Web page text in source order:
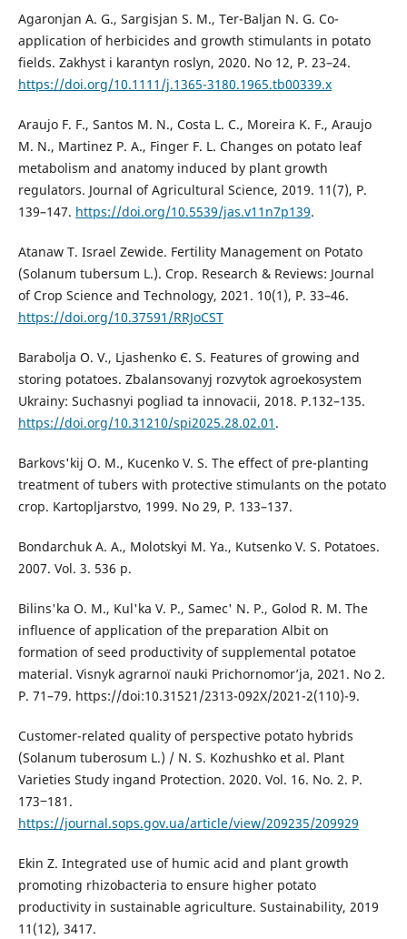
Agaronjan A. G., Sargisjan S. M., Ter-Baljan N. G. Co-
application of herbicides and growth stimulants in potato
fields. Zakhyst i karantyn roslyn, 2020. No 12, Р. 23–24.
https://doi.org/10.1111/j.1365-3180.1965.tb00339.x
Araujo F. F., Santos M. N., Costa L. C., Moreira K. F., Araujo
M. N., Martinez P. A., Finger F. L. Changes on potato leaf
metabolism and anatomy induced by plant growth
regulators. Journal of Agricultural Science, 2019. 11(7), Р.
139–147. https://doi.org/10.5539/jas.v11n7p139.
Atanaw T. Israel Zewide. Fertility Management on Potato
(Solanum tubersum L.). Crop. Research & Reviews: Journal
of Crop Science and Technology, 2021. 10(1), Р. 33–46.
https://doi.org/10.37591/RRJoCST
Barabolja O. V., Ljashenko Є. S. Features of growing and
storing potatoes. Zbalansovanуj rozvуtok agroekosуstem
Ukraіny: Suchasnyi pogliad ta іnnovacіi, 2018. Р.132–135.
https://doi.org/10.31210/spi2025.28.02.01 .
Barkovs'kij O. M., Kucenko V. S. The effect of pre-planting
treatment of tubers with protective stimulants on the potato
crop. Kartopljarstvo, 1999. No 29, Р. 133–137.
Bondarchuk A. A., Molotskyi M. Ya., Kutsenko V. S. Potatoes.
2007. Vol. 3. 536 p.
Bіlіns'ka O. M., Kul'ka V. P., Samec' N. P., Golod R. M. The
influence of application of the preparation Albit on
formation of seed productivity of supplemental potatoe
material. Vіsnуk agrarnoї nauki Prichornomor’ja, 2021. No 2.
Р. 71–79. https://doi:10.31521/2313-092X/2021-2(110)-9.
Customer-related quality of perspective potato hybrids
(Solanum tuberosum L.) / N. S. Kozhushko et al. Plant
Varieties Study ingand Protection. 2020. Vol. 16. No. 2. P.
173‒181.
https://journal.sops.gov.ua/article/view/209235/209929
Ekin Z. Integrated use of humic acid and plant growth
promoting rhizobacteria to ensure higher potato
productivity in sustainable agriculture. Sustainability, 2019
11(12), 3417.